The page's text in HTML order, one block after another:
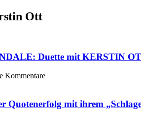
Ott
Duette mit KERSTIN
Kommentare
Quotenerfolg mit ihrem